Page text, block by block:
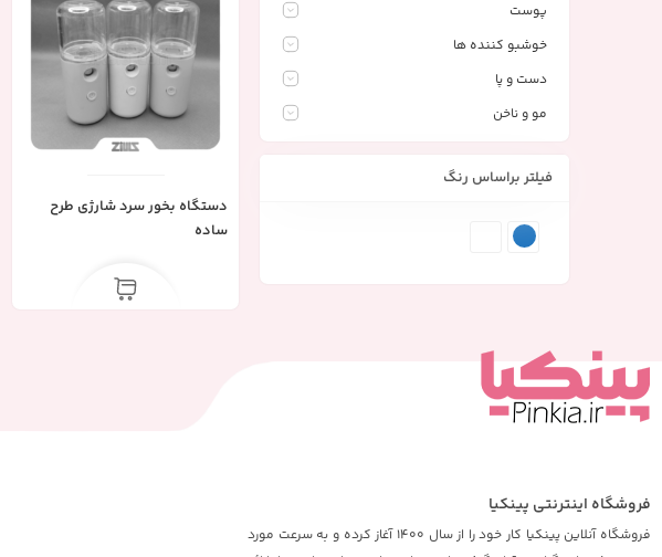
دستگاه بخور سرد شارژی طرح
ساده
پوست
خوشبو کننده ها
دست و پا
مو و ناخن
فیلتر براساس رنگ
فروشگاه اینترنتی پینکیا
فروشگاه آنلاین پینکیا کار خود را از سال 1400 آغاز کرده و به سرعت مورد